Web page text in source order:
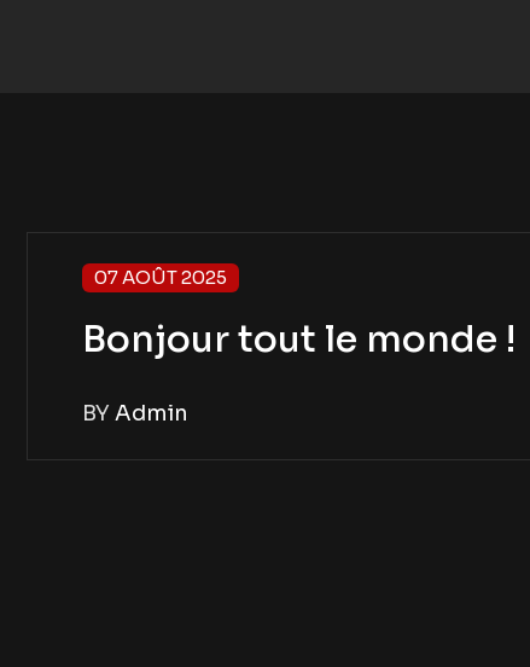
07 AOÛT 2025
Bonjour tout le monde !
BY Admin